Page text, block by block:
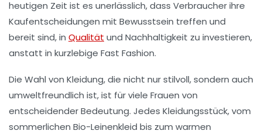
heutigen Zeit ist es unerlässlich, dass Verbraucher ihre
Kaufentscheidungen mit Bewusstsein treffen und
bereit sind, in Qualität und Nachhaltigkeit zu investieren,
anstatt in kurzlebige Fast Fashion.
Die Wahl von Kleidung, die nicht nur stilvoll, sondern auch
umweltfreundlich ist, ist für viele Frauen von
entscheidender Bedeutung. Jedes Kleidungsstück, vom
sommerlichen Bio-Leinenkleid bis zum warmen